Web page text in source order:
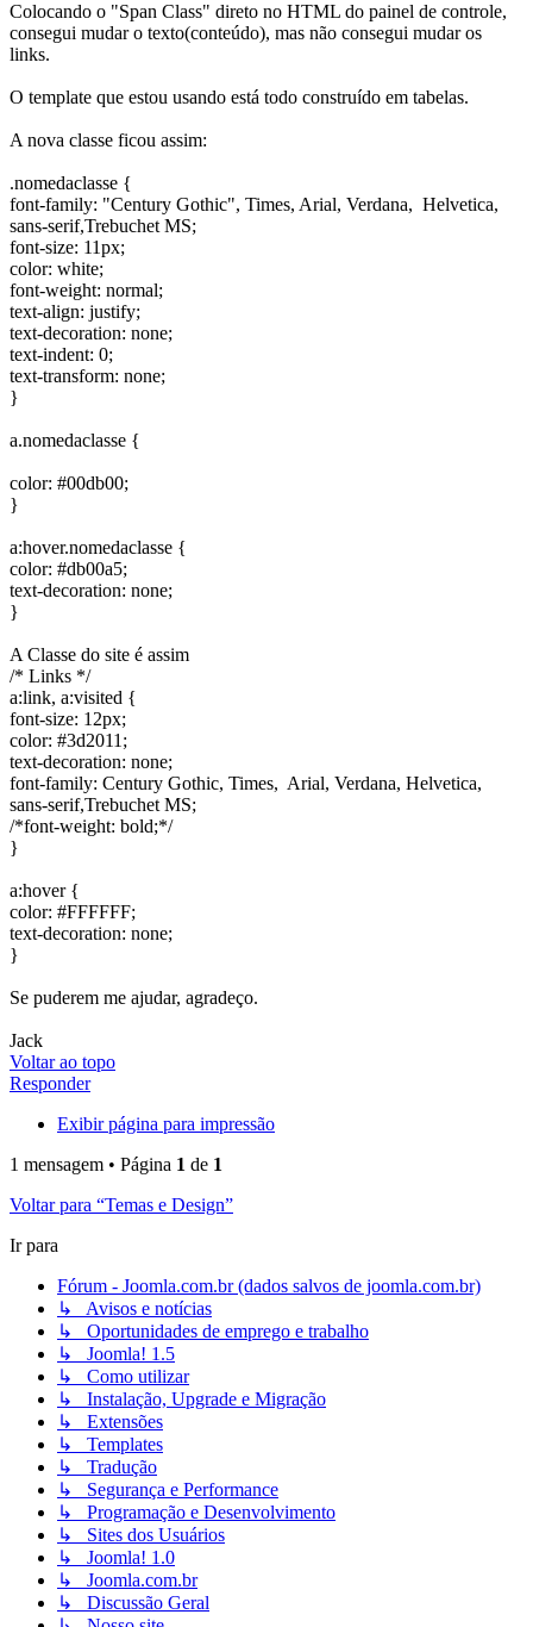
Colocando o "Span Class" direto no HTML do painel de controle,
consegui mudar o texto(conteúdo), mas não consegui mudar os
links.
O template que estou usando está todo construído em tabelas.
A nova classe ficou assim:
.nomedaclasse {
font-family: "Century Gothic", Times, Arial, Verdana, Helvetica,
sans-serif,Trebuchet MS;
font-size: 11px;
color: white;
font-weight: normal;
text-align: justify;
text-decoration: none;
text-indent: 0;
text-transform: none;
}
a.nomedaclasse {
color: #00db00;
}
a:hover.nomedaclasse {
color: #db00a5;
text-decoration: none;
}
A Classe do site é assim
/* Links */
a:link, a:visited {
font-size: 12px;
color: #3d2011;
text-decoration: none;
font-family: Century Gothic, Times, Arial, Verdana, Helvetica,
sans-serif,Trebuchet MS;
/*font-weight: bold;*/
}
a:hover {
color: #FFFFFF;
text-decoration: none;
}
Se puderem me ajudar, agradeço.
Jack
Voltar ao topo
Responder
Exibir página para impressão
1 mensagem • Página 1 de 1
Voltar para “Temas e Design”
Ir para
Fórum - Joomla.com.br (dados salvos de joomla.com.br)
↳ Avisos e notícias
↳ Oportunidades de emprego e trabalho
↳ Joomla! 1.5
↳ Como utilizar
↳ Instalação, Upgrade e Migração
↳ Extensões
↳ Templates
↳ Tradução
↳ Segurança e Performance
↳ Programação e Desenvolvimento
↳ Sites dos Usuários
↳ Joomla! 1.0
↳ Joomla.com.br
↳ Discussão Geral